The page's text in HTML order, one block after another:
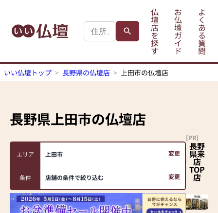
仏
壇
店
を
探
す
お
仏
壇
ガ
イ
ド
よ
く
あ
る
質
問
いい仏壇トップ 長野県の仏壇店 上田市の仏壇店
長野県上田市の仏壇店
エリア 上田市 変更
条件 店舗の条件で絞り込む 変更
長野
県来
店
TOP
店
[PR]